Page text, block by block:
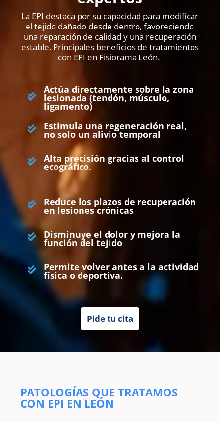
La EPI destaca por su capacidad para modificar
el tejido dañado desde dentro, favoreciendo
una reparación de calidad y una recuperación
estable. Principales beneficios de tratamientos
con EPI en Fisiorama León.
Actúa directamente sobre la zona
lesionada (tendón, músculo,
ligamento)
Estimula una regeneración real,
no solo un alivio temporal
Alta precisión gracias al control
ecográfico.
Reduce los plazos de recuperación
en lesiones crónicas
Disminuye el dolor y mejora la
función del tejido
Permite volver antes a la actividad
física o deportiva.
Pide tu cita
PATOLOGÍAS QUE TRATAMOS
CON EPI EN LEÓN